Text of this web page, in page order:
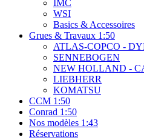
IMC
WSI
Basics & Accessoires
Grues & Travaux 1:50
ATLAS-COPCO -
SENNEBOGEN
NEW HOLLAND -
LIEBHERR
KOMATSU
CCM 1:50
Conrad 1:50
Nos modèles 1:43
Réservations